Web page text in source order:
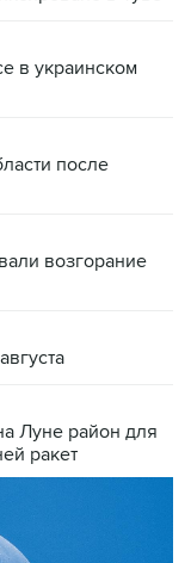
в украинском
после
возгорание
Луне район для
ракет